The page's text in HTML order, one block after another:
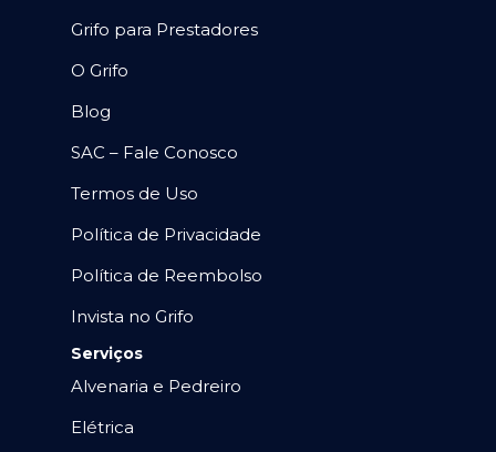
Grifo para Prestadores
O Grifo
Blog
SAC – Fale Conosco
Termos de Uso
Política de Privacidade
Política de Reembolso
Invista no Grifo
Serviços
Alvenaria e Pedreiro
Elétrica